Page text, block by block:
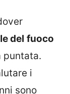
del fuoco
puntata.
i
sono